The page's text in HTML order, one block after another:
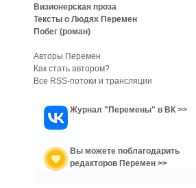
Визионерская проза
Тексты о Людях Перемен
Побег (роман)
Авторы Перемен
Как стать автором?
Все RSS-потоки и трансляции
Журнал "Перемены" в ВК >>
Вы можете поблагодарить
редакторов Перемен >>